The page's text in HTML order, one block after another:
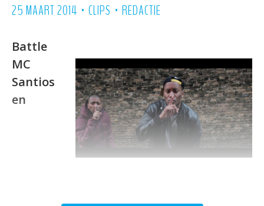
25 MAART 2014 • CLIPS • REDACTIE
Battle
MC
Santios
en